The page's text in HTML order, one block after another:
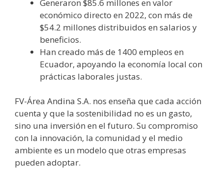
Generaron $85.6 millones en valor
económico directo en 2022, con más de
$54.2 millones distribuidos en salarios y
beneficios.
Han creado más de 1400 empleos en
Ecuador, apoyando la economía local con
prácticas laborales justas.
FV-Área Andina S.A. nos enseña que cada acción
cuenta y que la sostenibilidad no es un gasto,
sino una inversión en el futuro. Su compromiso
con la innovación, la comunidad y el medio
ambiente es un modelo que otras empresas
pueden adoptar.